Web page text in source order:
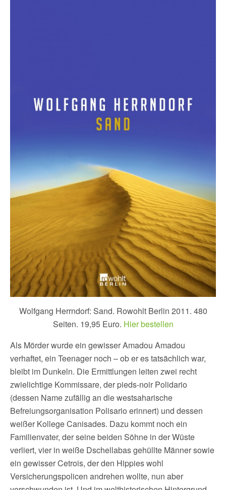
Wolfgang Herrndorf: Sand. Rowohlt Berlin 2011. 480
Seiten. 19,95 Euro. Hier bestellen
Als Mörder wurde ein gewisser Amadou Amadou
verhaftet, ein Teenager noch – ob er es tatsächlich war,
bleibt im Dunkeln. Die Ermittlungen leiten zwei recht
zwielichtige Kommissare, der pieds-noir Polidario
(dessen Name zufällig an die westsaharische
Befreiungsorganisation Polisario erinnert) und dessen
weißer Kollege Canisades. Dazu kommt noch ein
Familienvater, der seine beiden Söhne in der Wüste
verliert, vier in weiße Dschellabas gehüllte Männer sowie
ein gewisser Cetrois, der den Hippies wohl
Versicherungspolicen andrehen wollte, nun aber